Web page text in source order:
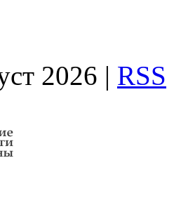
2026 | RSS